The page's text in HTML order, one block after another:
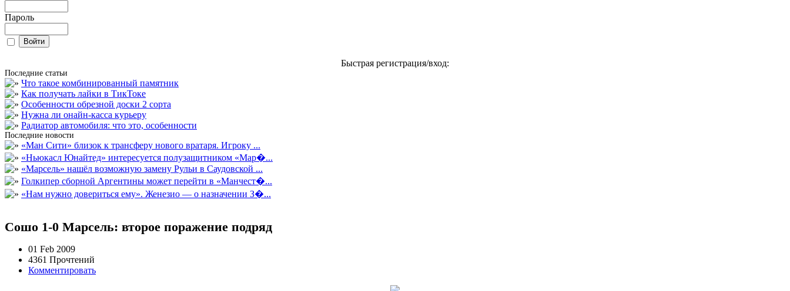
Пароль
Быстрая регистрация/вход:
Последние статьи
Что такое комбинированный памятник
Как получать лайки в ТикТоке
Особенности обрезной доски 2 сорта
Нужна ли онайн-касса курьеру
Радиатор автомобиля: что это, особенности
Последние новости
«Ман Сити» близок к трансферу нового вратаря. Игроку ...
«Ньюкасл Юнайтед» интересуется полузащитником «Мар�...
«Марсель» нашёл возможную замену Рульи в Саудовской ...
Голкипер сборной Аргентины может перейти в «Манчест�...
«Нам нужно довериться ему». Женезио — о назначении З�...
Сошо 1-0 Марсель: второе поражение подряд
01 Feb 2009
4361 Прочтений
Комментировать